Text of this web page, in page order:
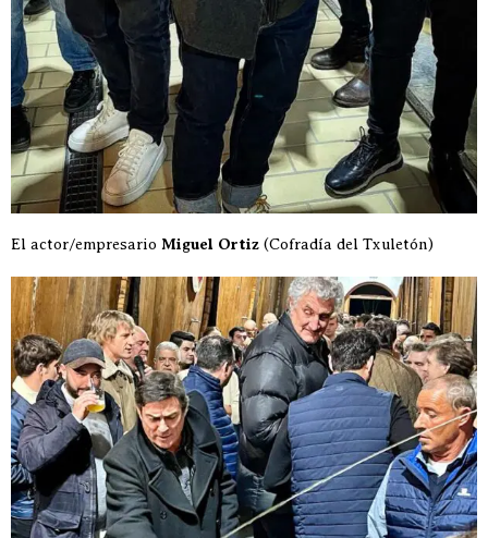
El actor/empresario Miguel Ortiz (Cofradía del Txuletón)